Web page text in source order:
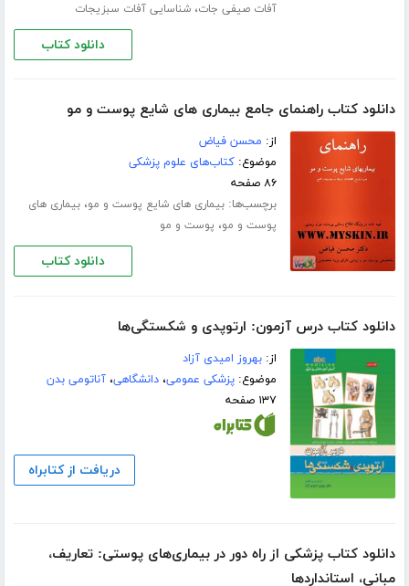
آفات صیفی جات،شناسایی آفات سبزیجات
دانلود کتاب
دانلود کتاب راهنمای جامع بیماری های شایع پوست و مو
از: محسن فیاض
موضوع:کتاب‌های علوم پزشکی
۸۶ صفحه
برچسب‌ها:بیماری های شایع پوست و مو،بیماری های
پوست و مو، پوست و مو
دانلود کتاب
دانلود کتاب درس آزمون: ارتوپدی و شکستگی‌ها
از:بهروز امیدی آزاد
موضوع:پزشکی عمومی،دانشگاهی،آناتومی بدن
۱۳۷ صفحه
دریافت از کتابراه
دانلود کتاب پزشکی از راه دور در بیماری‌های پوستی: تعاریف،
مبانی، استانداردها